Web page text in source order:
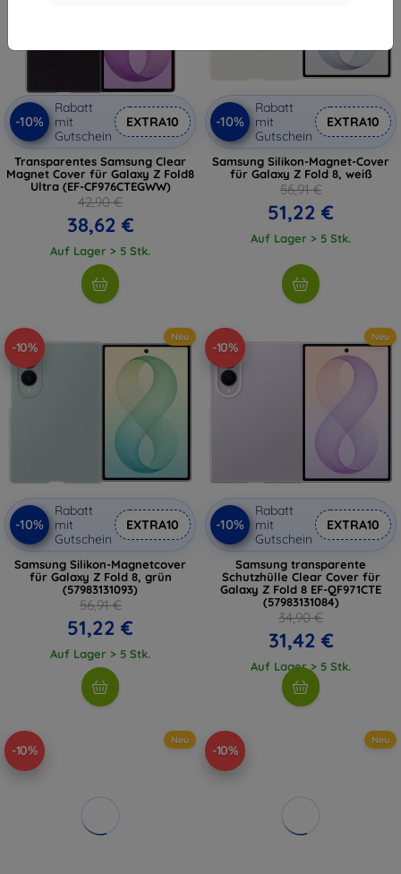
-10%
Rabatt
mit
Gutschein
EXTRA10
Transparentes Samsung Clear
Magnet Cover für Galaxy Z Fold8
Ultra (EF-CF976CTEGWW)
42,90 €
38,62 €
Auf Lager > 5 Stk.
-10%
Rabatt
mit
Gutschein
EXTRA10
Samsung Silikon-Magnet-Cover
für Galaxy Z Fold 8, weiß
56,91 €
51,22 €
Auf Lager > 5 Stk.
-10%
Neu
-10%
Rabatt
mit
Gutschein
EXTRA10
Samsung Silikon-Magnetcover
für Galaxy Z Fold 8, grün
(57983131093)
56,91 €
51,22 €
Auf Lager > 5 Stk.
-10%
Neu
-10%
Rabatt
mit
Gutschein
EXTRA10
Samsung transparente
Schutzhülle Clear Cover für
Galaxy Z Fold 8 EF-QF971CTE
(57983131084)
34,90 €
31,42 €
Auf Lager > 5 Stk.
-10%
Neu
-10%
Neu